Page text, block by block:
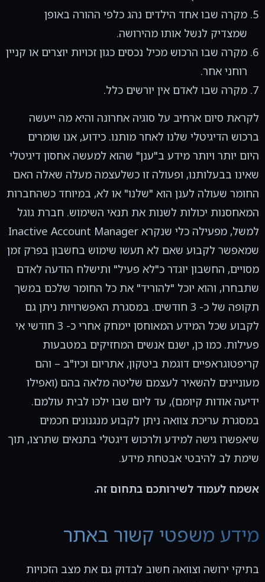
מקרה שבו אחד הילדים נהג כלפי ההורה באופן
שמצדיק לנשל אותו מהירושה.
מקרה שבו הרכוש מכיל נכסים כגון זכויות יוצרים או קניין
רוחני אחר.
מקרה שבו לאדם אין יורשים כלל.
לקראת סיום ארחיב על סוגיה אחרונה והיא מה ייעשה
ברכוש הדיגיטלי שלנו לאחר מותנו. כידוע, אנו שומרים
היום יותר ויותר מידע ב"ענן" שהוא למעשה אחסון דיגיטלי
שאינו בבעלותנו, ופעולה זו כשלעצמה מעלה שאלה האם
החומר שעולה לענן הוא "שלנו" או לא, במיוחד כשהחברות
המאחסנות יכולות לשנות את תנאי השימוש. חברת גוגל
למשל, מפעילה כלי שנקרא Inactive Account Manager
שמאפשר לקבוע שאם לא תעשו שימוש בחשבון בפרק זמן
מסויים, החשבון יוגדר כ"לא פעיל" ותישלח הודעה לאדם
שתבחרו, והוא יוכל "להוריד" את כל החומר שלכם במשך
תקופה של כ- 3 חודשים. במסגרת האפשרויות ניתן גם
לקבוע שכל המידע המאוחסן יימחק אחרי כ- 3 חודשי אי
פעילות. כמו כן, ישנם אנשים המחזיקים במטבעות
קריפטוגראפיים דוגמת ביטקון, אתריום וכיו"ב – והם
מעוניינים להשאיר לעצמם שליטה מלאה בהם (ואפילו
ידיעה אודות קיומם), עד ליום שבו ילכו לבית עולמם.
במסגרת עריכת צוואה ניתן לקבוע מנגנונים חכמים
שיאפשרו גישה למידע ולרכוש דיגטלי בתנאים שתרצו, תוך
שימת לב להיבטי אבטחת מידע.
אשמח לעמוד לשירותכם בתחום זה.
מידע משפטי קשור באתר
בתיקי ירושה וצוואה חשוב לבדוק גם את מצב הזכויות